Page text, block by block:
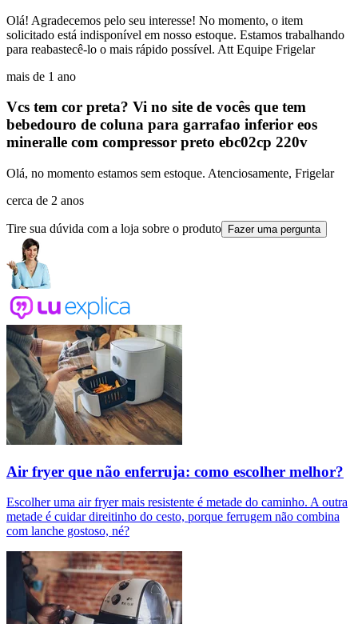
Olá! Agradecemos pelo seu interesse! No momento, o item
solicitado está indisponível em nosso estoque. Estamos trabalhando
para reabastecê-lo o mais rápido possível. Att Equipe Frigelar
mais de 1 ano
Vcs tem cor preta? Vi no site de vocês que tem
bebedouro de coluna para garrafao inferior eos
mineralle com compressor preto ebc02cp 220v
Olá, no momento estamos sem estoque. Atenciosamente, Frigelar
cerca de 2 anos
Tire sua dúvida com a loja sobre o produto Fazer uma pergunta
Air fryer que não enferruja: como escolher melhor?
Escolher uma air fryer mais resistente é metade do caminho. A outra
metade é cuidar direitinho do cesto, porque ferrugem não combina
com lanche gostoso, né?